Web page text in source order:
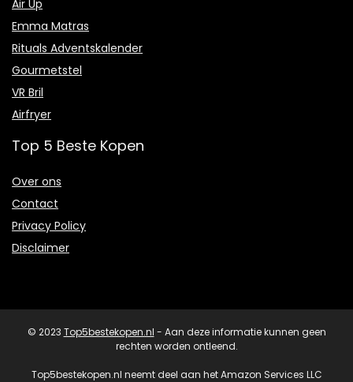
Air Up
Emma Matras
Rituals Adventskalender
Gourmetstel
VR Bril
Airfryer
Top 5 Beste Kopen
Over ons
Contact
Privacy Policy
Disclaimer
© 2023 Top5bestekopen.nl - Aan deze informatie kunnen geen
rechten worden ontleend.
Top5bestekopen.nl neemt deel aan het Amazon Services LLC